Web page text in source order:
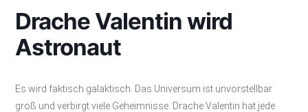
Drache Valentin wird
Astronaut
Es wird faktisch galaktisch. Das Universum ist unvorstellbar
groß und verbirgt viele Geheimnisse. Drache Valentin hat jede